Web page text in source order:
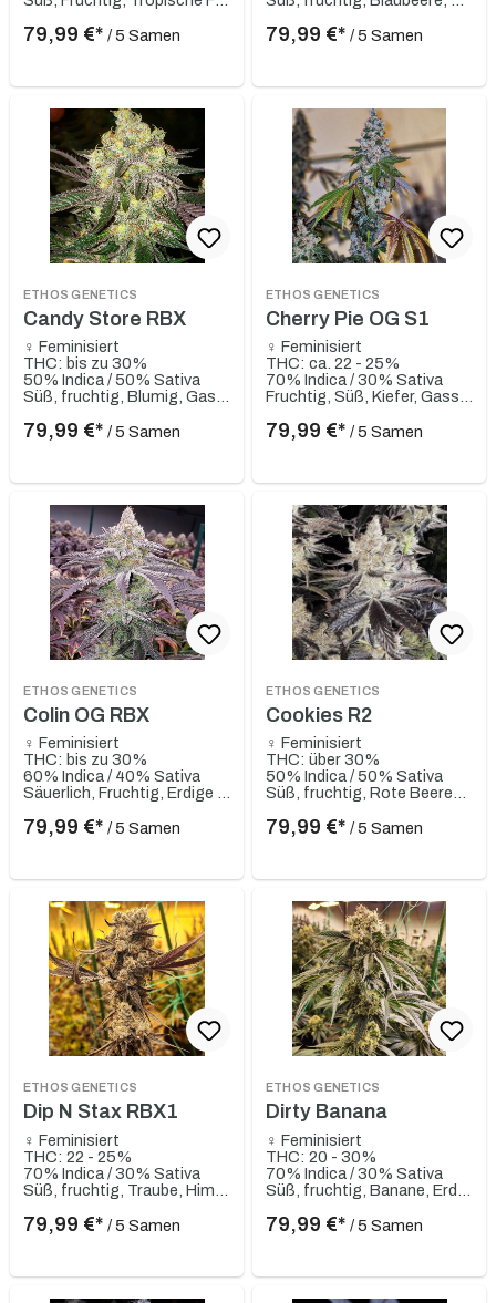
79,99 €* / 5 Samen 79,99 €* / 5 Samen
ETHOS GENETICS
Candy Store RBX
♀ Feminisiert
THC: bis zu 30%
50% Indica / 50% Sativa
79,99 €* / 5 Samen
ETHOS GENETICS
Cherry Pie OG S1
♀ Feminisiert
THC: ca. 22 - 25%
70% Indica / 30% Sativa
79,99 €* / 5 Samen
ETHOS GENETICS
Colin OG RBX
♀ Feminisiert
THC: bis zu 30%
60% Indica / 40% Sativa
Säuerlich, Fruchtig, Erdige Untertöne, Kirsche, Traube
79,99 €* / 5 Samen
ETHOS GENETICS
Cookies R2
♀ Feminisiert
THC: über 30%
50% Indica / 50% Sativa
Süß, fruchtig, Rote Beeren, Süßkirsche, Sauer, Blumig, Gassy, Zitrusartig
79,99 €* / 5 Samen
ETHOS GENETICS
Dip N Stax RBX1
♀ Feminisiert
THC: 22 - 25%
70% Indica / 30% Sativa
79,99 €* / 5 Samen
ETHOS GENETICS
Dirty Banana
♀ Feminisiert
THC: 20 - 30%
70% Indica / 30% Sativa
79,99 €* / 5 Samen